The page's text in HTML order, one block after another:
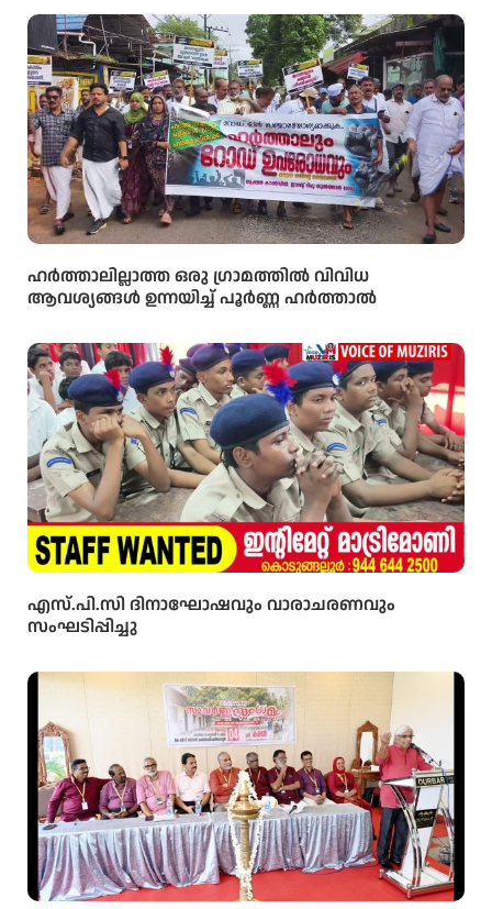
പഞ്ചായത്ത് ഓഫീസിലേക്ക് പ്രതിഷേധ മാർച്ച്
നടത്തി
ഹർത്താലില്ലാത്ത ഒരു ഗ്രാമത്തിൽ വിവിധ
ആവശ്യങ്ങൾ ഉന്നയിച്ച് പൂർണ്ണ ഹർത്താൽ
എസ്.പി.സി ദിനാഘോഷവും വാരാചരണവും
സംഘടിപ്പിച്ചു